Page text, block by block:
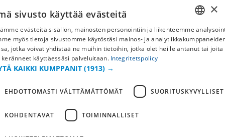
Lisää meistä
Yritystiedot
FI
×
sivusto käyttää evästeitä
evästeitä sisällön, mainosten personointiin ja liikenteemme
myös tietoja sivustomme käytöstäsi mainos- ja
jotka voivat yhdistää ne muihin tietoihin, jotka olet heille antanut tai joita
keränneet käyttäessäsi palveluitaan. Integritetspolicy
KAIKKI KUMPPANIT (1913) →
EHDOTTOMASTI VÄLTTÄMÄTTÖMÄT SUORITUSKYVYLLISET
KOHDENTAVAT TOIMINNALLISET